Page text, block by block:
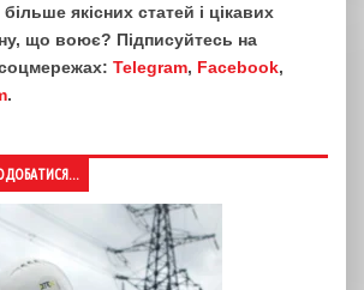
якісних статей і цікавих
що воює? Підписуйтесь на
Telegram, Facebook,
.